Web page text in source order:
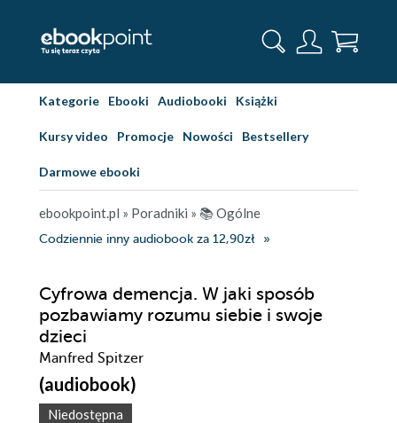
Kategorie Ebooki Audiobooki Książki
Kursy video Promocje Nowości Bestsellery
Darmowe ebooki
ebookpoint.pl » Poradniki » 📚 Ogólne
Codziennie inny audiobook za 12,90zł
Cyfrowa demencja. W jaki sposób
pozbawiamy rozumu siebie i swoje
dzieci
Manfred Spitzer
(audiobook)
Niedostępna